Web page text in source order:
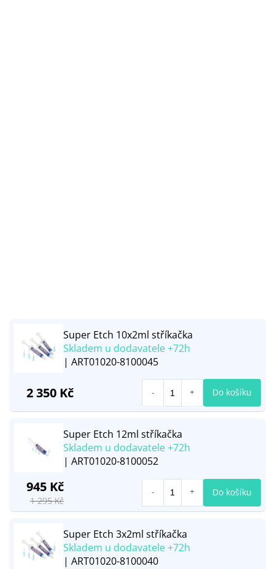
Super Etch 10x2ml stříkačka
Skladem u dodavatele +72h
| ART01020-8100045
2 350 Kč Do košíku
Super Etch 12ml stříkačka
Skladem u dodavatele +72h
| ART01020-8100052
945 Kč
1 295 Kč
Do košíku
Super Etch 3x2ml stříkačka
Skladem u dodavatele +72h
| ART01020-8100040